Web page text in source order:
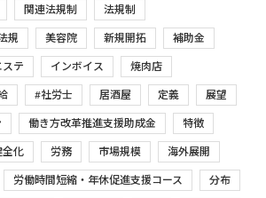
関連法規制 法規制
規 美容院 新規開拓 補助金
ステ インボイス 焼肉店
#社労士 居酒屋 定義 展望
働き方改革推進支援助成金 特徴
全化 労務 市場規模 海外展開
労働時間短縮・年休促進支援コース 分布